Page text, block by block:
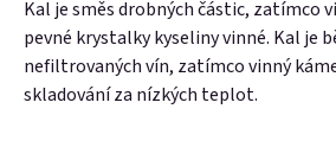
Kal je směs drobných částic, zatímco
pevné krystalky kyseliny vinné. Kal je
nefiltrovaných vín, zatímco vinný
skladování za nízkých teplot.